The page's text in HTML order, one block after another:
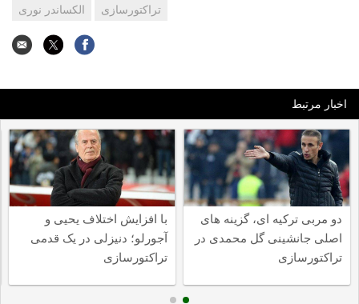
تراکتورسازی الکساندر نوری
اخبار مرتبط
دو مربی ترکیه ای، گزینه های
اصلی جانشینی گل محمدی در
تراکتورسازی
با افزایش اختلاف یحیی و
آجورلو؛ دنیزلی در یک قدمی
تراکتورسازی